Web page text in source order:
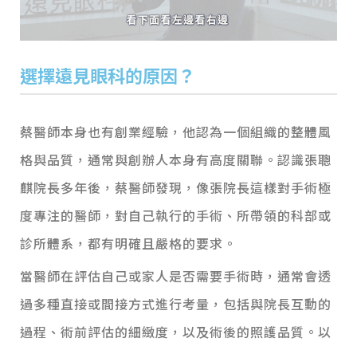
選擇遠見眼科的原因？
蔡醫師本身也有創業經驗，他認為一個組織的整體風
格與品質，通常與創辦人本身有高度關聯。認識張聰
麒院長多年後，蔡醫師發現，像張院長這樣對手術極
度專注的醫師，對自己執行的手術、所帶領的科部或
診所體系，都有明確且嚴格的要求。
當醫師在評估自己或家人是否需要手術時，通常會透
過多種直接或間接方式進行考量，包括與院長互動的
過程、術前評估的細緻度，以及術後的照護品質。以